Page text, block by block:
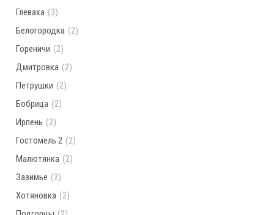
Глеваха (3)
Белогородка (2)
Гореничи (2)
Дмитровка (2)
Петрушки (2)
Бобрица (2)
Ирпень (2)
Гостомель 2 (2)
Малютянка (2)
Зазимье (2)
Хотяновка (2)